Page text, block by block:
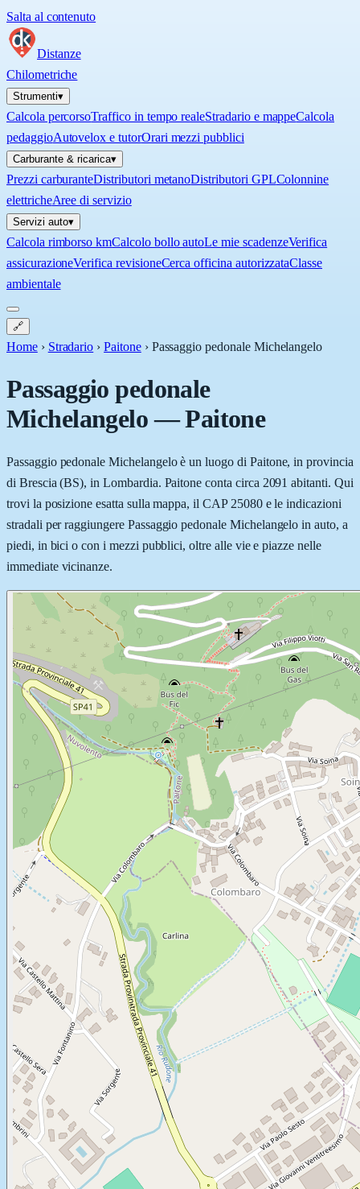
Salta al contenuto
Distanze
Chilometriche
Strumenti▾
Calcola percorsoTraffico in tempo realeStradario e mappeCalcola
pedaggioAutovelox e tutorOrari mezzi pubblici
Carburante & ricarica▾
Prezzi carburanteDistributori metanoDistributori GPLColonnine
elettricheAree di servizio
Servizi auto▾
Calcola rimborso kmCalcolo bollo autoLe mie scadenzeVerifica
assicurazioneVerifica revisioneCerca officina autorizzataClasse
ambientale
🔗
Home › Stradario › Paitone › Passaggio pedonale Michelangelo
Passaggio pedonale
Michelangelo—Paitone
Passaggio pedonale Michelangelo è un luogo di Paitone, in provincia
di Brescia (BS), in Lombardia. Paitone conta circa 2091 abitanti. Qui
trovi la posizione esatta sulla mappa, il CAP 25080 e le indicazioni
stradali per raggiungere Passaggio pedonale Michelangelo in auto, a
piedi, in bici o con i mezzi pubblici, oltre alle vie e piazze nelle
immediate vicinanze.